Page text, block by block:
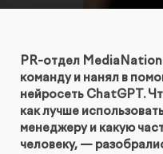
и приложений с
Глубинные интервью с
Создание AI-креативов
БЕЛАРУСИ
РЕФЕРАЛЬНАЯ ПРОГРАММА
PR-отдел MediaNation
команду и нанял в
нейросеть ChatGPT.
как лучше
менеджеру и какую
человеку, —